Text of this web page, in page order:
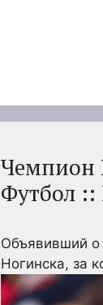
Чемпион
Футбол
Объявивший о
Ногинска, за